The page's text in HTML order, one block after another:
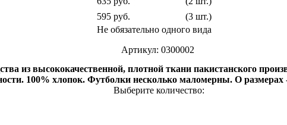
595 руб.
(3 шт.)
Не обязательно одного вида
Артикул: 0300002
из высококачественной, плотной ткани пакистанского
100% хлопок. Футболки несколько маломерны. О
Выберите количество: